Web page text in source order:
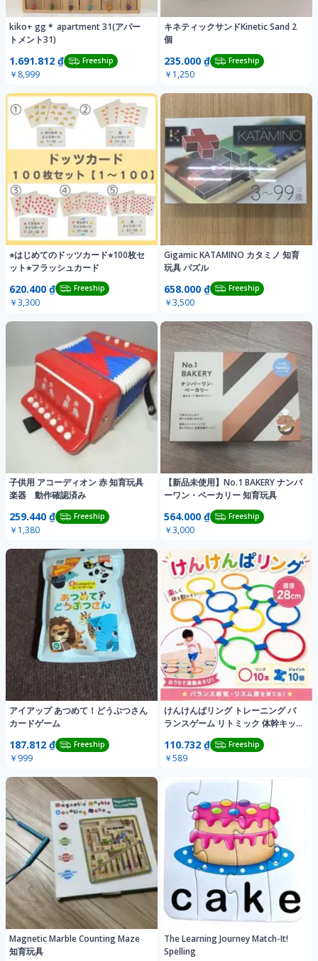
kiko+ gg＊ apartment 31(アパー
トメント31)
1.691.812 ₫ Freeship
￥8,999
キネティックサンドKinetic Sand 2
個
235.000 ₫ Freeship
￥1,250
⭐︎はじめてのドッツカード⭐︎100枚セ
ット⭐︎フラッシュカード
620.400 ₫ Freeship
￥3,300
Gigamic KATAMINO カタミノ 知育
玩具 パズル
658.000 ₫ Freeship
￥3,500
子供用 アコーディオン 赤 知育玩具
楽器 動作確認済み
259.440 ₫ Freeship
￥1,380
【新品未使用】No.1 BAKERY ナンバ
ーワン・ベーカリー 知育玩具
564.000 ₫ Freeship
￥3,000
アイアップ あつめて！どうぶつさん
カードゲーム
187.812 ₫ Freeship
￥999
けんけんぱリング トレーニング バ
ランスゲーム リトミック 体幹キッ
110.732 ₫ Freeship
￥589
Magnetic Marble Counting Maze
知育玩具
The Learning Journey Match-It!
Spelling